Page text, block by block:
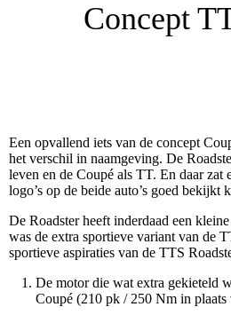
Concept
Een opvallend iets van de concept
het verschil in naamgeving. De
leven en de Coupé als TT. En daar zat
logo’s op de beide auto’s goed bekijkt
De Roadster heeft inderdaad een
was de extra sportieve variant van de
sportieve aspiraties van de TTS
De motor die wat extra gekieteld
Coupé (210 pk / 250 Nm in